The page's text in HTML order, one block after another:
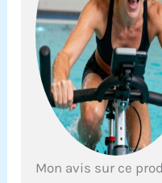
Mon avis sur ce